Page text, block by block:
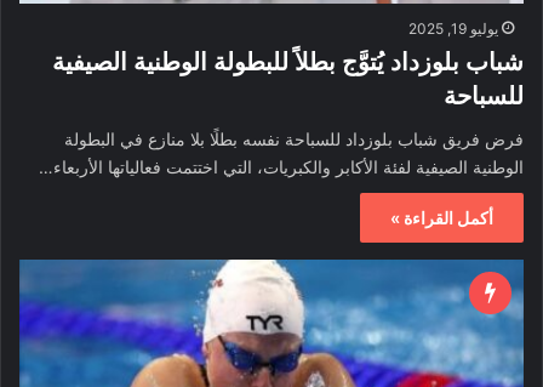
يوليو 19, 2025
شباب بلوزداد يُتوَّج بطلاً للبطولة الوطنية الصيفية
للسباحة
فرض فريق شباب بلوزداد للسباحة نفسه بطلًا بلا منازع في البطولة
الوطنية الصيفية لفئة الأكابر والكبريات، التي اختتمت فعالياتها الأربعاء…
أكمل القراءة »